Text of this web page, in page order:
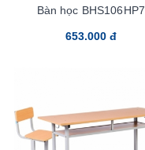
Bàn học BHS106HP7
653.000 đ